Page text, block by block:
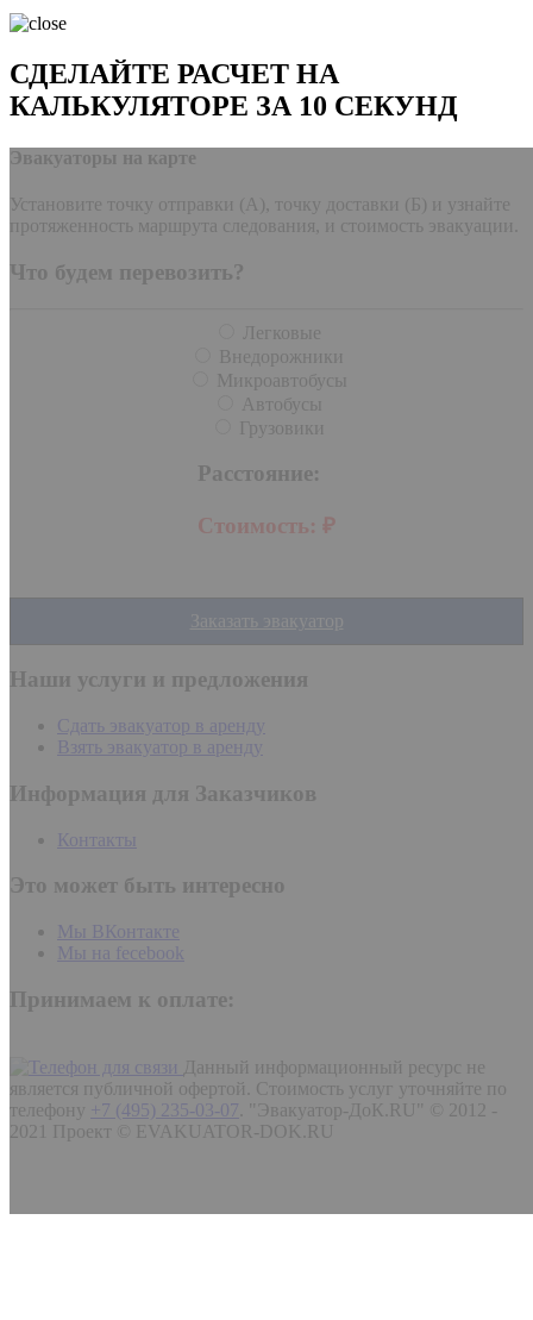
СДЕЛАЙТЕ РАСЧЕТ НА
КАЛЬКУЛЯТОРЕ ЗА 10 СЕКУНД
Эвакуаторы на карте
Установите точку отправки (А), точку доставки (Б) и узнайте
протяженность маршрута следования, и стоимость эвакуации.
Что будем перевозить?
Легковые
Внедорожники
Микроавтобусы
Автобусы
Грузовики
Расстояние:
Стоимость: ₽
Заказать эвакуатор
Наши услуги и предложения
Сдать эвакуатор в аренду
Взять эвакуатор в аренду
Информация для Заказчиков
Контакты
Это может быть интересно
Мы ВКонтакте
Мы на fecebook
Принимаем к оплате:
Данный информационный ресурс не
является публичной офертой. Стоимость услуг уточняйте по
телефону
+7 (495) 235-03-07 "Эвакуатор-ДоК.RU" © 2012 -
2021 Проект © EVAKUATOR-DOK.RU